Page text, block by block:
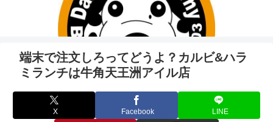
端末で注文しろってどうよ？カルビ&ハラ
ミランチは牛角天王洲アイル店
X Facebook LINE